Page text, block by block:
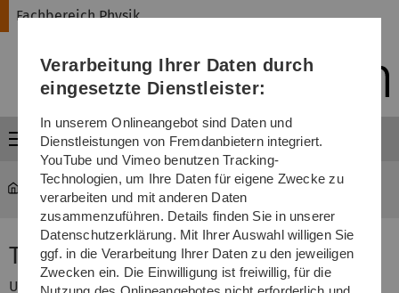
Direkt
Direkt
Direkt
(Sprache,
Drucken,
Media)
Direkt
Direkt
Fachbereich Physik
Menü
Fachbereich Physik Grundpraktikum Physik
Transformator
Untersuchung der elektrischen Eigenschaften eines
Verarbeitung Ihrer Daten durch
eingesetzte Dienstleister:
In unserem Onlineangebot sind Daten und
Dienstleistungen von Fremdanbietern integriert.
YouTube und Vimeo benutzen Tracking-
Technologien, um Ihre Daten für eigene Zwecke zu
verarbeiten und mit anderen Daten
zusammenzuführen. Details finden Sie in unserer
Datenschutzerklärung. Mit Ihrer Auswahl willigen Sie
ggf. in die Verarbeitung Ihrer Daten zu den jeweiligen
Zwecken ein. Die Einwilligung ist freiwillig, für die